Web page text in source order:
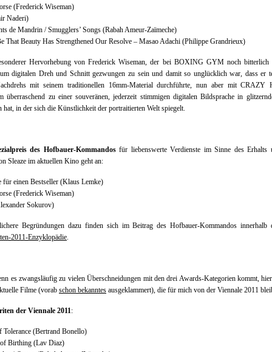
(Frederick Wiseman)
Naderi)
de Mandrin / Smugglers’ Songs (Rabah Ameur-Zaïmeche)
That Beauty Has Strengthened Our Resolve – Masao Adachi (Philippe Grandrieux)
Hervorhebung von Frederick Wiseman, der bei BOXING GYM noch bitterlich
digitalen Dreh und Schnitt gezwungen zu sein und damit so unglücklich war, dass er
mit seinem traditionellen 16mm-Material durchführte, nun aber mit CRAZY
überraschend zu einer souveränen, jederzeit stimmigen digitalen Bildsprache in
hat, in der sich die Künstlichkeit der portraitierten Welt spiegelt.
des Hofbauer-Kommandosfür liebenswerte Verdienste im Sinne des Erhalts
Sleaze im aktuellen Kino geht an:
für einen Bestseller (Klaus Lemke)
(Frederick Wiseman)
Sokurov)
Begründungen dazu finden sich im Beitrag des Hofbauer-Kommandos
2011-Enzyklopädie.
es zwangsläufig zu vielen Überschneidungen mit den drei Awards-Kategorien kommt,
Filme (vorab schon bekanntes ausgeklammert), die für mich von der Viennale 2011
der Viennale 2011:
Tolerance (Bertrand Bonello)
Birthing (Lav Diaz)